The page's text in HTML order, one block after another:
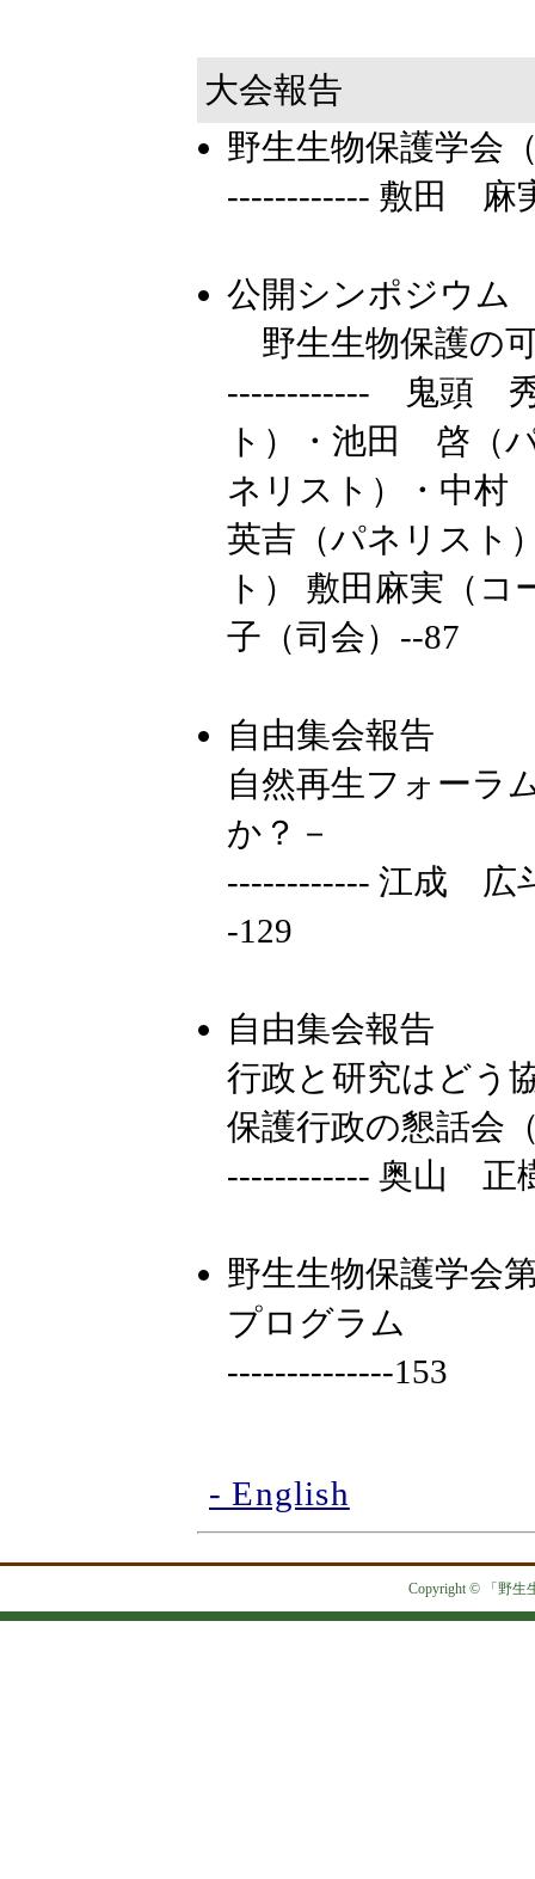
大会報告
野生生物保護学会
------------ 敷田 麻
公開シンポジウム
野生生物保護の
------------ 鬼頭 秀
ト）・池田 啓（
ネリスト）・中
英吉（パネリスト
ト） 敷田麻実（
子（司会）--87
自由集会報告
自然再生フォーラ
か？－
------------ 江成 広
-129
自由集会報告
行政と研究はどう
保護行政の懇話会
------------ 奥山 正
野生生物保護学会
プログラム
--------------153
- English
Copyright © 「野生